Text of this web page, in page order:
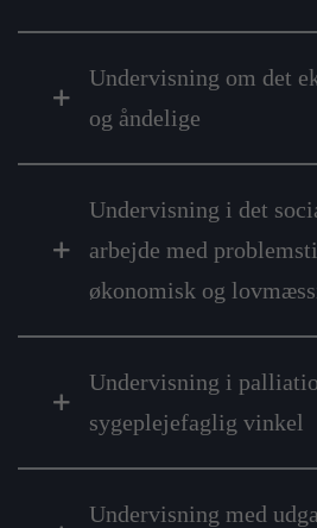
Undervisning om det
og åndelige
Undervisning i det
arbejde med
økonomisk og
Undervisning i
sygeplejefaglig vinkel
Undervisning med